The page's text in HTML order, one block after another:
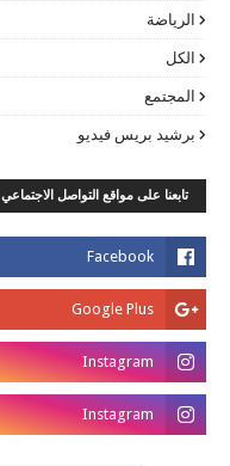
الرياضة
الكل
المجتمع
برشيد بريس فيديو
تابعنا على مواقع التواصل الاجتماعي